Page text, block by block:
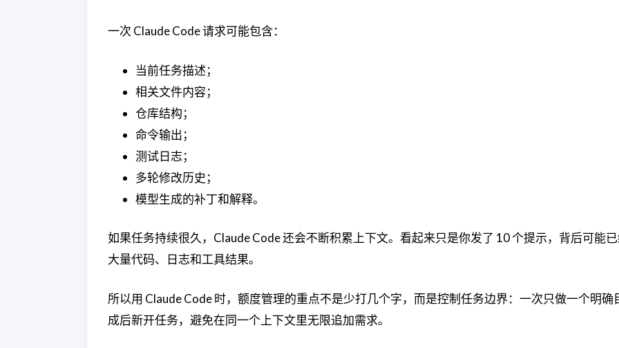
一次 Claude Code 请求可能包含：
当前任务描述；
相关文件内容；
仓库结构；
命令输出；
测试日志；
多轮修改历史；
模型生成的补丁和解释。
如果任务持续很久，Claude Code 还会不断积累上下文。看起来只是你发了 10 个提示，背后可能
大量代码、日志和工具结果。
所以用 Claude Code 时，额度管理的重点不是少打几个字，而是控制任务边界：一次只做一个明确
成后新开任务，避免在同一个上下文里无限追加需求。